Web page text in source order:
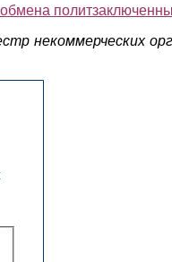
некоммерческих